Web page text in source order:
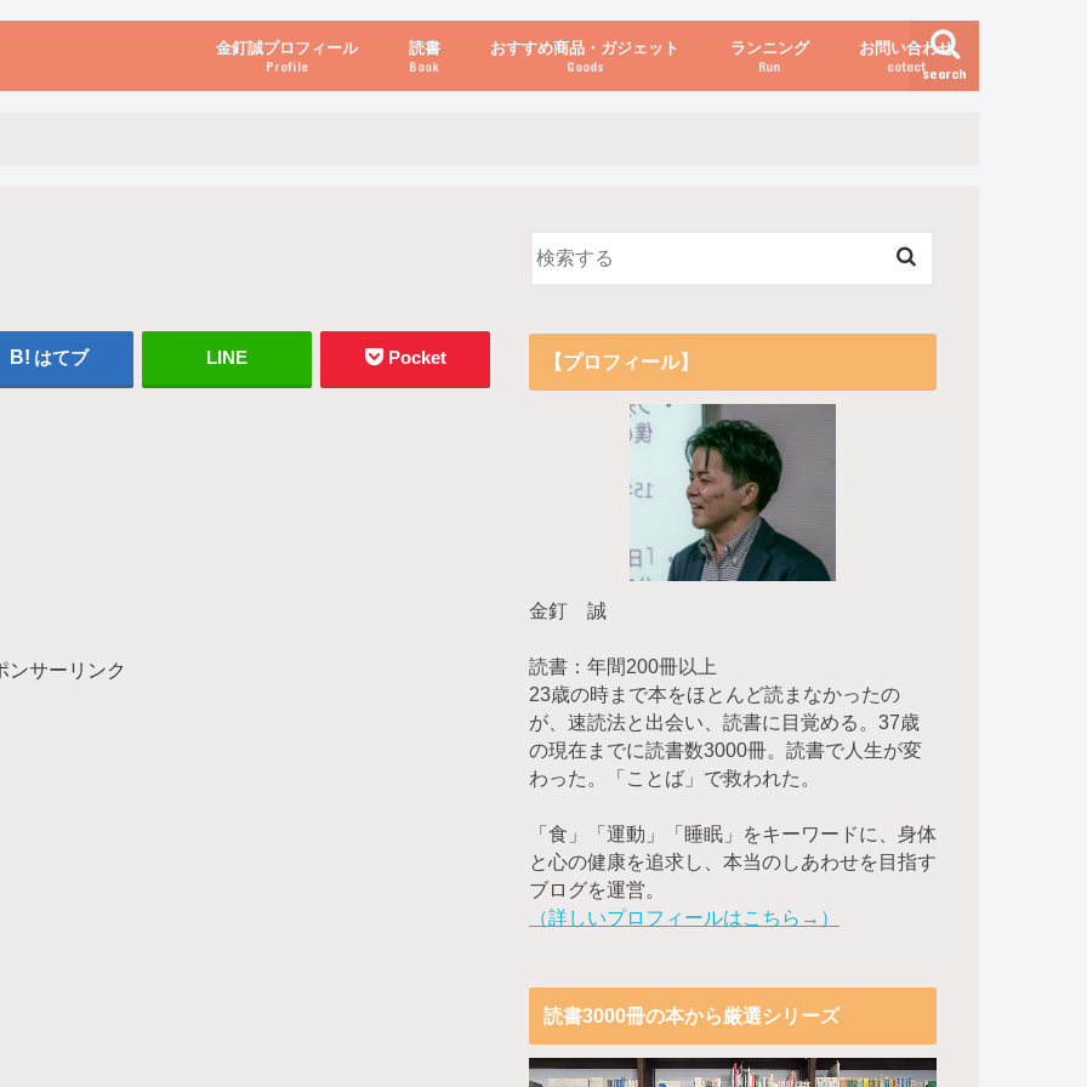
search
金釘誠プロフィール
Profile
読書
Book
おすすめ商品・ガジェット
Goods
ランニング
Run
お問い合わせ
cotact
はてブ LINE Pocket
ンサーリンク
【プロフィール】
金釘 誠
読書：年間200冊以上
23歳の時まで本をほとんど読まなかったの
が、速読法と出会い、読書に目覚める。37歳
の現在までに読書数3000冊。読書で人生が変
わった。「ことば」で救われた。
「食」「運動」「睡眠」をキーワードに、身体
と心の健康を追求し、本当のしあわせを目指す
ブログを運営。
（詳しいプロフィールはこちら→）
読書3000冊の本から厳選シリーズ